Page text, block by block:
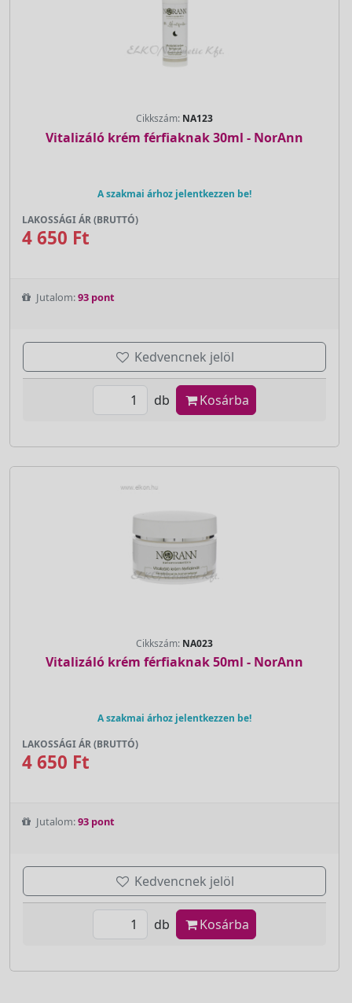
Cikkszám: NA123
Vitalizáló krém férfiaknak 30ml - NorAnn
A szakmai árhoz jelentkezzen be!
LAKOSSÁGI ÁR (BRUTTÓ)
4 650 Ft
Jutalom:93 pont
Kedvencnek jelöl
db Kosárba
Cikkszám: NA023
Vitalizáló krém férfiaknak 50ml - NorAnn
A szakmai árhoz jelentkezzen be!
LAKOSSÁGI ÁR (BRUTTÓ)
4 650 Ft
Jutalom:93 pont
Kedvencnek jelöl
db Kosárba